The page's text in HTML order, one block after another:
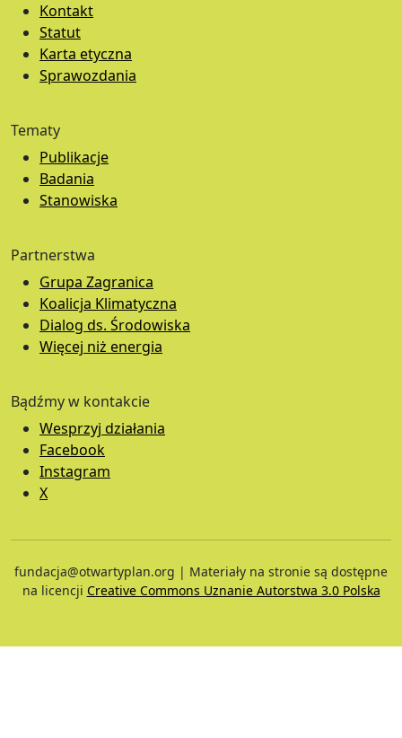
Kontakt
Statut
Karta etyczna
Sprawozdania
Tematy
Publikacje
Badania
Stanowiska
Partnerstwa
Grupa Zagranica
Koalicja Klimatyczna
Dialog ds. Środowiska
Więcej niż energia
Bądźmy w kontakcie
Wesprzyj działania
Facebook
Instagram
X
fundacja@otwartyplan.org | Materiały na stronie są dostępne
na licencji Creative Commons Uznanie Autorstwa 3.0 Polska